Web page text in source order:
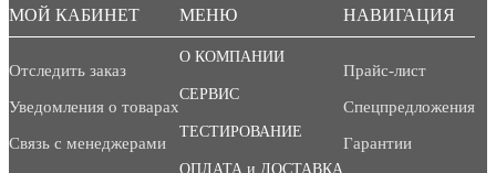
МОЙ КАБИНЕТ
Отследить заказ
Уведомления о товарах
Связь с менеджерами
МЕНЮ
О КОМПАНИИ
СЕРВИС
ТЕСТИРОВАНИЕ
ОПЛАТА и ДОСТАВКА
НАВИГАЦИЯ
Прайс-лист
Спецпредложения
Гарантии